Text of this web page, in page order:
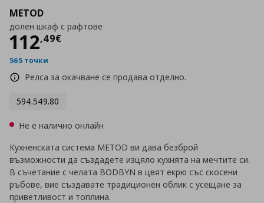
METOD
долен шкаф с рафтове
112,49€
Цена
565 точки
Релса за окачване се продава отделно.
594.549.80
Не е налично онлайн
Кухненската система METOD ви дава безброй
възможности да създадете изцяло кухнята на мечтите си.
В съчетание с челата BODBYN в цвят екрю със скосени
ръбове, вие създавате традиционен облик с усещане за
приветливост и топлина.